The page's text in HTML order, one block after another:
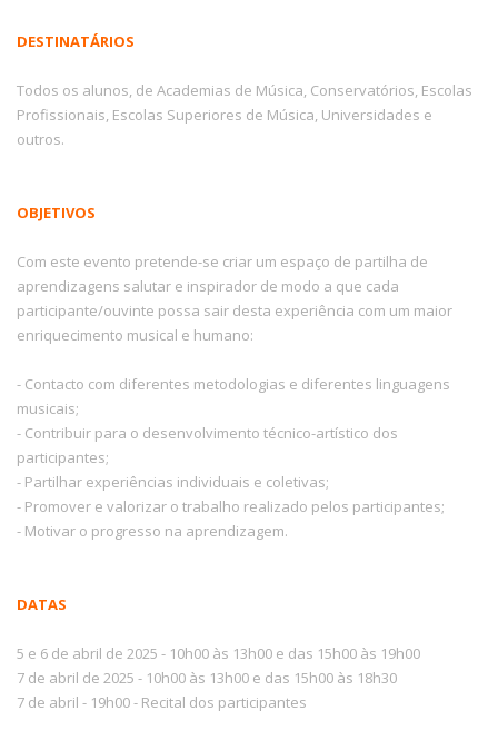
DESTINATÁRIOS
Todos os alunos, de Academias de Música, Conservatórios, Escolas
Profissionais, Escolas Superiores de Música, Universidades e
outros.
OBJETIVOS
Com este evento pretende-se criar um espaço de partilha de
aprendizagens salutar e inspirador de modo a que cada
participante/ouvinte possa sair desta experiência com um maior
enriquecimento musical e humano:
- Contacto com diferentes metodologias e diferentes linguagens
musicais;
- Contribuir para o desenvolvimento técnico-artístico dos
participantes;
- Partilhar experiências individuais e coletivas;
- Promover e valorizar o trabalho realizado pelos participantes;
- Motivar o progresso na aprendizagem.
DATAS
5 e 6 de abril de 2025 - 10h00 às 13h00 e das 15h00 às 19h00
7 de abril de 2025 - 10h00 às 13h00 e das 15h00 às 18h30
7 de abril - 19h00 - Recital dos participantes